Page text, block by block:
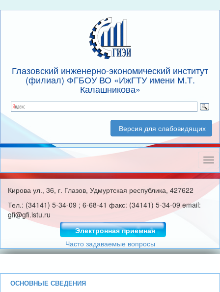
Глазовский инженерно-экономический институт
(филиал) ФГБОУ ВО «ИжГТУ имени М.Т.
Калашникова»
Версия для слабовидящих
Кирова ул., 36, г. Глазов, Удмуртская республика, 427622
Тел.: (34141) 5-34-09 ; 6-68-41 факс: (34141) 5-34-09 email:
gfi@gfi.istu.ru
Электронная приемная
Часто задаваемые вопросы
ОСНОВНЫЕ СВЕДЕНИЯ